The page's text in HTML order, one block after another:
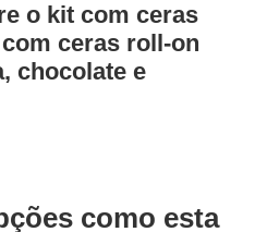
o kit com ceras
ceras roll-on
chocolate e
como esta